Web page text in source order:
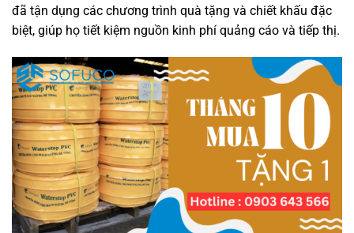
đã tận dụng các chương trình quà tặng và chiết khấu đặc
biệt, giúp họ tiết kiệm nguồn kinh phí quảng cáo và tiếp thị.